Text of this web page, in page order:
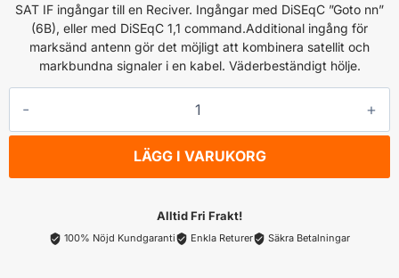
SAT IF ingångar till en Reciver. Ingångar med DiSEqC ”Goto nn”
(6B), eller med DiSEqC 1,1 command.Additional ingång för
marksänd antenn gör det möjligt att kombinera satellit och
markbundna signaler i en kabel. Väderbeständigt hölje.
mängd
LÄGG I VARUKORG
Alltid Fri Frakt!
100% Nöjd Kundgaranti Enkla Returer Säkra Betalningar